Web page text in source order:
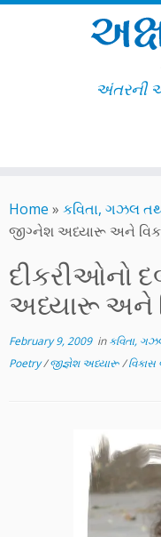
to
content
અંતરની
Home » કવિતા, ગઝલ
જીગ્નેશ અધ્યારૂ અને
દીકરીઓનો
અધ્યારૂ અને
February 9, 2009inકવિતા,
Poetry/જીજ્ઞેશ અધ્યારૂ/વિકાસ